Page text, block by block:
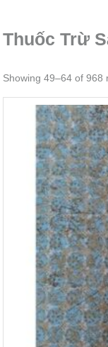
Thuốc Trừ
Showing 49–64 of 968